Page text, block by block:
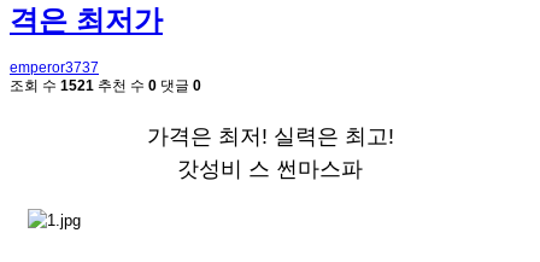
격은 최저가
emperor3737
조회 수 1521 추천 수 0 댓글 0
가격은 최저! 실력은 최고!
갓성비 스 썬마스파